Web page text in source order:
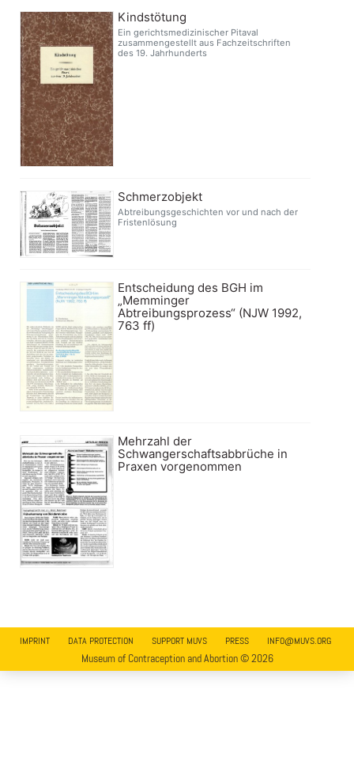
Kindstötung
Ein gerichtsmedizinischer Pitaval
zusammengestellt aus Fachzeitschriften
des 19. Jahrhunderts
Schmerzobjekt
Abtreibungsgeschichten vor und nach der
Fristenlösung
Entscheidung des BGH im
„Memminger
Abtreibungsprozess“ (NJW 1992,
763 ff)
Mehrzahl der
Schwangerschaftsabbrüche in
Praxen vorgenommen
IMPRINT DATA PROTECTION SUPPORT MUVS PRESS INFO@MUVS.ORG
Museum of Contraception and Abortion © 2026